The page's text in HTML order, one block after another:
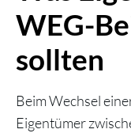
WEG-
sollten
Beim Wechsel
Eigentümer